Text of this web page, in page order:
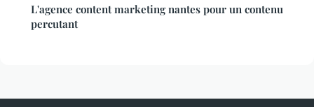
L'agence content marketing nantes pour un contenu
percutant